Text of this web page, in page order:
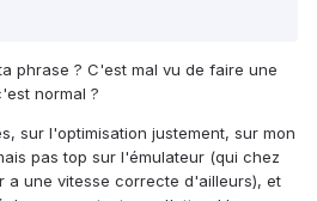
phrase ? C'est mal vu de faire une
normal ?
sur l'optimisation justement, sur mon
pas top sur l'émulateur (qui chez
a une vitesse correcte d'ailleurs), et